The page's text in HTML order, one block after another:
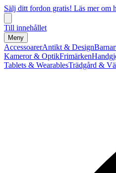
Sälj ditt fordon gratis! Läs mer om
Till innehållet
Meny
AccessoarerAntikt & Design
Kameror & OptikFrimärken
Tablets & WearablesTrädgård &